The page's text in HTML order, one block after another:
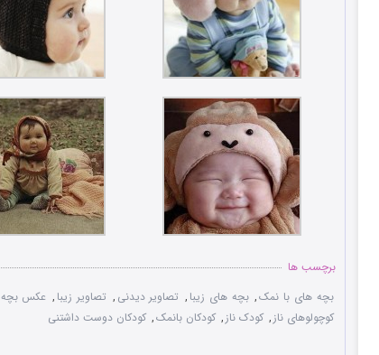
برچسب ها
بچه های با نمک, بچه های زیبا , تصاویر دیدنی , تصاویر زیبا , عکس بچه
کوچولوهای ناز , کودک ناز , کودکان بانمک, کودکان دوست داشتنی